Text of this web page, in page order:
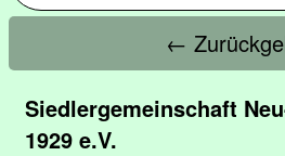
←
Siedlergemeinschaft
1929 e.V.